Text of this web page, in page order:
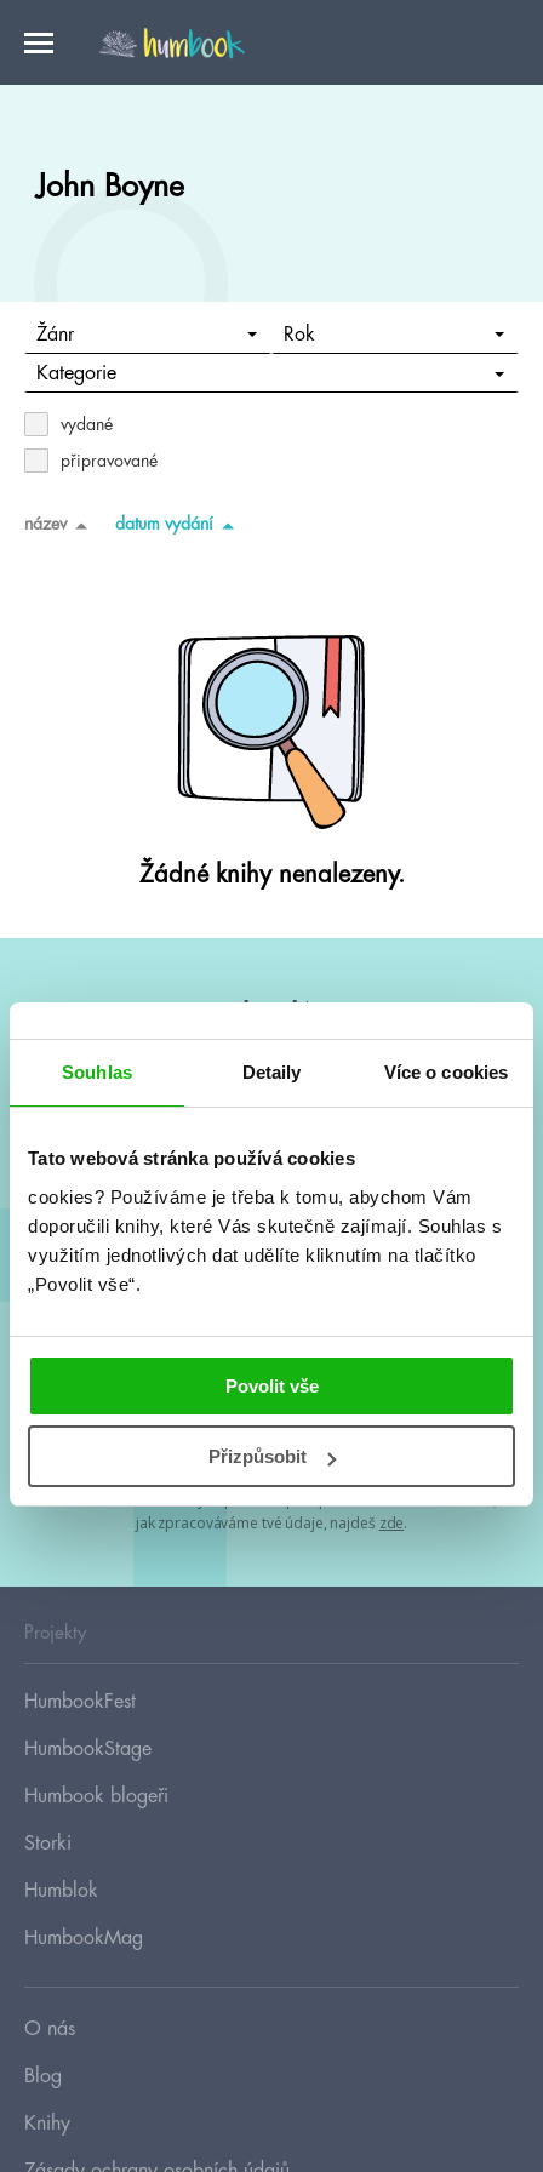
Souhlas Detaily Více o cookies
Tato webová stránka používá cookies
cookies? Používáme je třeba k tomu, abychom Vám
doporučili knihy, které Vás skutečně zajímají. Souhlas s
využitím jednotlivých dat udělíte kliknutím na tlačítko
„Povolit vše“.
Povolit vše
Přizpůsobit
John Boyne
Žánr Rok
Kategorie
vydané
připravované
název datum vydání
Žádné knihy nenalezeny.
Vše kolem #youngadult každý měsíc rovnou do mailu!
a seriálové adaptace a další.
Souhlasím spodmínkami zpracování osobních údajů
Tvá e-mailová adresa je u nás v bezpečí. Přečti si
jak zpracováváme tvé údaje, najdeš zde.
Projekty
HumbookFest
HumbookStage
Humbook blogeři
Storki
Humblok
HumbookMag
O nás
Blog
Knihy